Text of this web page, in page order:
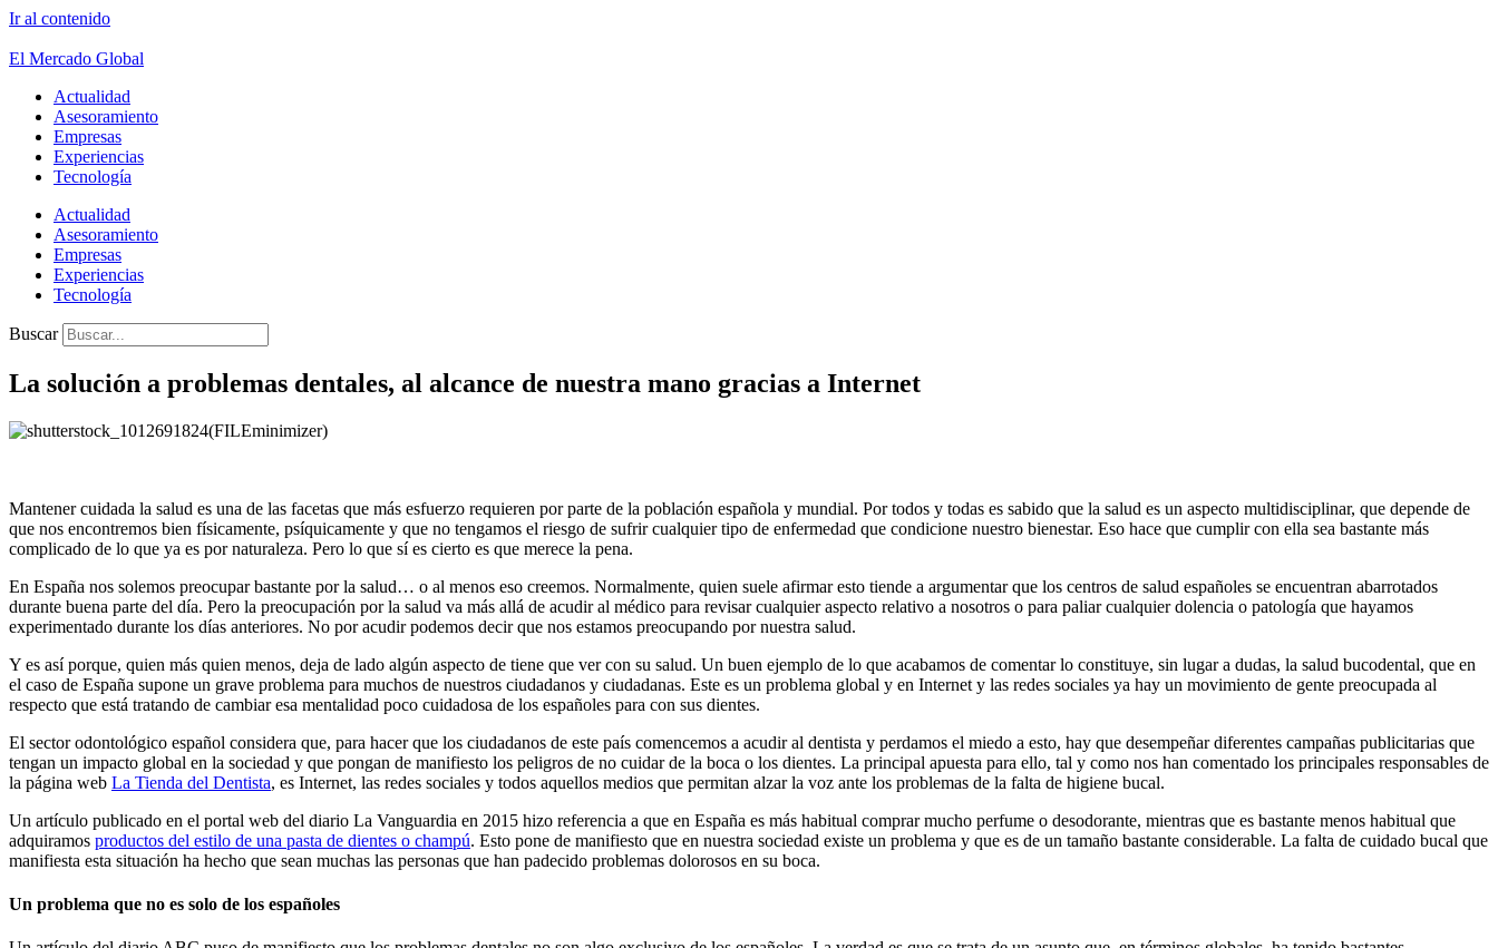
Ir al contenido
El Mercado Global
Actualidad
Asesoramiento
Empresas
Experiencias
Tecnología
Actualidad
Asesoramiento
Empresas
Experiencias
Tecnología
Buscar
La solución a problemas dentales, al alcance de nuestra mano gracias a Internet
Mantener cuidada la salud es una de las facetas que más esfuerzo requieren por parte de la población española y mundial. Por todos y todas es sabido que la salud es un aspecto multidisciplinar, que depende de
que nos encontremos bien físicamente, psíquicamente y que no tengamos el riesgo de sufrir cualquier tipo de enfermedad que condicione nuestro bienestar. Eso hace que cumplir con ella sea bastante más
complicado de lo que ya es por naturaleza. Pero lo que sí es cierto es que merece la pena.
En España nos solemos preocupar bastante por la salud… o al menos eso creemos. Normalmente, quien suele afirmar esto tiende a argumentar que los centros de salud españoles se encuentran abarrotados
durante buena parte del día. Pero la preocupación por la salud va más allá de acudir al médico para revisar cualquier aspecto relativo a nosotros o para paliar cualquier dolencia o patología que hayamos
experimentado durante los días anteriores. No por acudir podemos decir que nos estamos preocupando por nuestra salud.
Y es así porque, quien más quien menos, deja de lado algún aspecto de tiene que ver con su salud. Un buen ejemplo de lo que acabamos de comentar lo constituye, sin lugar a dudas, la salud bucodental, que en
el caso de España supone un grave problema para muchos de nuestros ciudadanos y ciudadanas. Este es un problema global y en Internet y las redes sociales ya hay un movimiento de gente preocupada al
respecto que está tratando de cambiar esa mentalidad poco cuidadosa de los españoles para con sus dientes.
El sector odontológico español considera que, para hacer que los ciudadanos de este país comencemos a acudir al dentista y perdamos el miedo a esto, hay que desempeñar diferentes campañas publicitarias que
tengan un impacto global en la sociedad y que pongan de manifiesto los peligros de no cuidar de la boca o los dientes. La principal apuesta para ello, tal y como nos han comentado los principales responsables de
la página web La Tienda del Dentista, es Internet, las redes sociales y todos aquellos medios que permitan alzar la voz ante los problemas de la falta de higiene bucal.
Un artículo publicado en el portal web del diario La Vanguardia en 2015 hizo referencia a que en España es más habitual comprar mucho perfume o desodorante, mientras que es bastante menos habitual que
adquiramos productos del estilo de una pasta de dientes o champú. Esto pone de manifiesto que en nuestra sociedad existe un problema y que es de un tamaño bastante considerable. La falta de cuidado bucal que
manifiesta esta situación ha hecho que sean muchas las personas que han padecido problemas dolorosos en su boca.
Un problema que no es solo de los españoles